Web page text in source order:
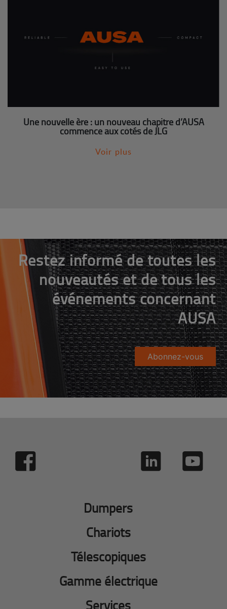
Une nouvelle ère : un nouveau chapitre d’AUSA
commence aux côtés de JLG
Voir plus
Restez informé de toutes les
nouveautés et de tous les
événements concernant
AUSA
Abonnez-vous
Dumpers
Chariots
Télescopiques
Gamme électrique
Services